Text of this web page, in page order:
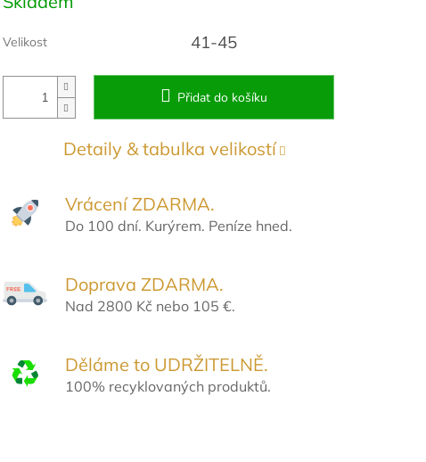
cena:
Velikost 41-45
Přidat do košíku
Detaily & tabulka velikostí
Vrácení ZDARMA.
Do 100 dní. Kurýrem. Peníze hned.
Doprava ZDARMA.
Nad 2800 Kč nebo 105 €.
Děláme to UDRŽITELNĚ.
100% recyklovaných produktů.